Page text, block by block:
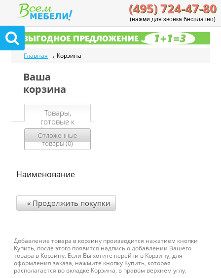
(495) 724-47-80
(нажми для звонка бесплатно)
Главная → Корзина
Ваша
корзина
Товары,
готовые к
оформлению
(0)
Отложенные
товары (0)
Наименование
« Продолжить покупки
Добавление товара в корзину производится нажатием кнопки
Купить, после этого появится надпись о добавлении Вашего
товара в Корзину. Если Вы хотите перейти в Корзину, для
оформления заказа, нажмите кнопку Купить, которая
располагается во вкладке Корзина, в правом верхнем углу.